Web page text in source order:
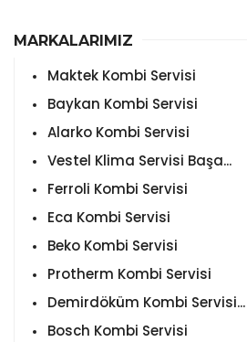
MARKALARIMIZ
Maktek Kombi Servisi
Baykan Kombi Servisi
Alarko Kombi Servisi
Vestel Klima Servisi Başa...
Ferroli Kombi Servisi
Eca Kombi Servisi
Beko Kombi Servisi
Protherm Kombi Servisi
Demirdöküm Kombi Servisi...
Bosch Kombi Servisi